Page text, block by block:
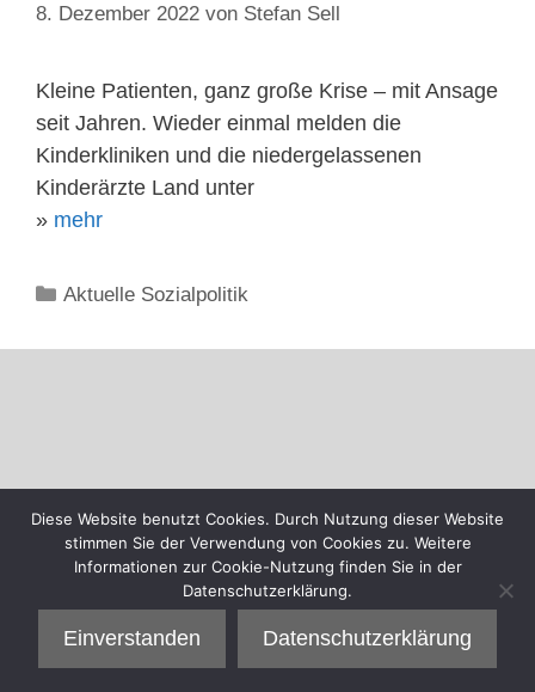
8. Dezember 2022 von Stefan Sell
Kleine Patienten, ganz große Krise – mit Ansage
seit Jahren. Wieder einmal melden die
Kinderkliniken und die niedergelassenen
Kinderärzte Land unter
» mehr
Kategorien
Aktuelle Sozialpolitik
Diese Website benutzt Cookies. Durch Nutzung dieser Website
stimmen Sie der Verwendung von Cookies zu. Weitere
Informationen zur Cookie-Nutzung finden Sie in der
Datenschutzerklärung.
Einverstanden Datenschutzerklärung